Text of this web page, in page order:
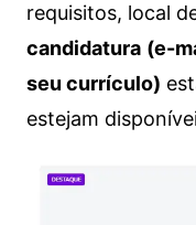
requisitos, local
candidatura (e-
seu currículo)
estejam